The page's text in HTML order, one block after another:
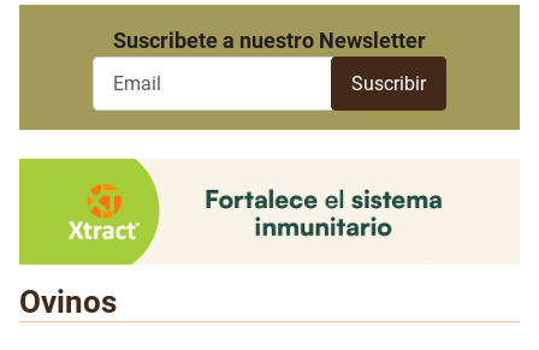
Suscribete a nuestro Newsletter
Ovinos